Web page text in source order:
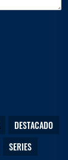
DESTACADO
SERIES